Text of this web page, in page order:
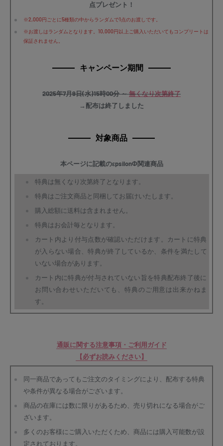
点プレゼント！
※2,000円ごとに5種類の中からランダムで1点のお渡しです。
※お渡しはランダムとなります。10,000円以上ご購入いただいてもコンプリートは
保証されません。
キャンペーン期間
2025年7月9日(水)15時00分 ～無くなり次第終了
→配布は終了しました
対象商品
本ページに記載のεpsilonΦ関連商品
特典は無くなり次第終了となります。
特典はご注文商品と同梱してお届けいたします。
購入総額に送料は含まれません。
特典はお会計毎となります。
カート内より付与点数が確認いただけます。カートに特典
が入らない場合、特典が終了しているか、条件を満たして
いない場合があります。
カート内に特典が付与されていない旨を特典配布終了後に
お問い合わせいただいても、特典のご用意は出来かねま
す。
通販に関する注意事項・ご利用ガイド
【必ずお読みください】
同一商品であってもご注文のタイミングにより、配布する特典
や条件が異なる場合がございます。
商品の在庫には数に限りがあるため、売り切れになる場合がご
ざいます。
多くのお客様にご購入いただくため、商品には購入可能数が設
定されております。